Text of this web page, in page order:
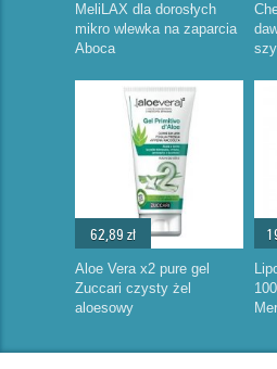
MeliLAX dla dorosłych
mikro wlewka na zaparcia
Aboca
62,89 zł
Aloe Vera x2 pure gel
Zuccari czysty żel
aloesowy